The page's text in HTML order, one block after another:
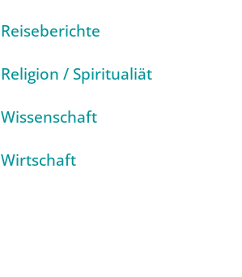
Reiseberichte
Religion / Spiritualiät
Wissenschaft
Wirtschaft